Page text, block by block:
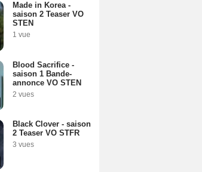
Made in Korea -
saison 2 Teaser VO
STEN
1 vue
Blood Sacrifice -
saison 1 Bande-
annonce VO STEN
2 vues
Black Clover - saison
2 Teaser VO STFR
3 vues